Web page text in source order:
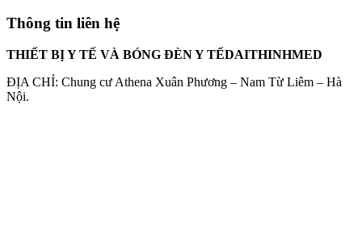
Thông tin liên hệ
THIẾT BỊ Y TẾ VÀ BÓNG ĐÈN Y TẾDAITHINHMED
ĐỊA CHỈ: Chung cư Athena Xuân Phương – Nam Từ Liêm – Hà
Nội.